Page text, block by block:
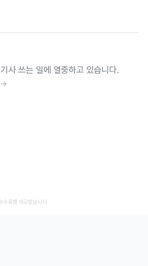
사 쓰는 일에 열중하고 있습니다.
→
수료를 제공받습니다